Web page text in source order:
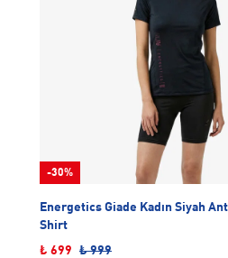
-30%
Energetics Giade Kadın Siyah
Shirt
₺ 699
₺ 999